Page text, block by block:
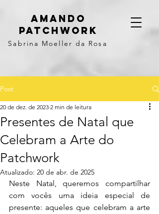
Amando
Patchwork
Sabrina Moeller da Rosa
Post
Presentes de Natal que
Celebram a Arte do
Patchwork
20 de dez. de 2023 2 min de leitura
Atualizado: 20 de abr. de 2025
Neste Natal, queremos compartilhar
com vocês uma ideia especial de
presente: aqueles que celebram a arte